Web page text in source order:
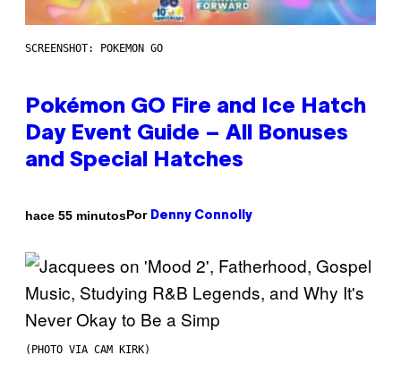
SCREENSHOT: POKEMON GO
Pokémon GO Fire and Ice Hatch
Day Event Guide – All Bonuses
and Special Hatches
hace 55 minutosPor Denny Connolly
(PHOTO VIA CAM KIRK)